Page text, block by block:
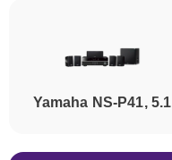
Yamaha NS-P41, 5.1